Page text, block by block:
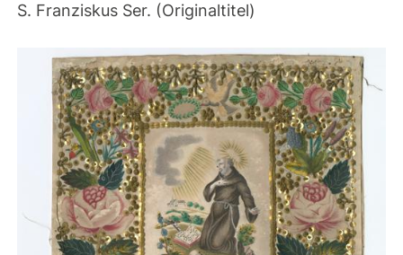
S. Franziskus Ser. (Originaltitel)